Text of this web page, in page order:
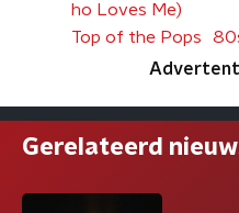
ho Loves Me)
Top of the Pops
Gerelateerd